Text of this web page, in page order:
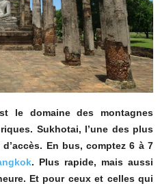
le domaine des montagnes
Sukhotai, l’une des plus
En bus, comptez 6 à 7
. Plus rapide, mais aussi
Et pour ceux et celles qui